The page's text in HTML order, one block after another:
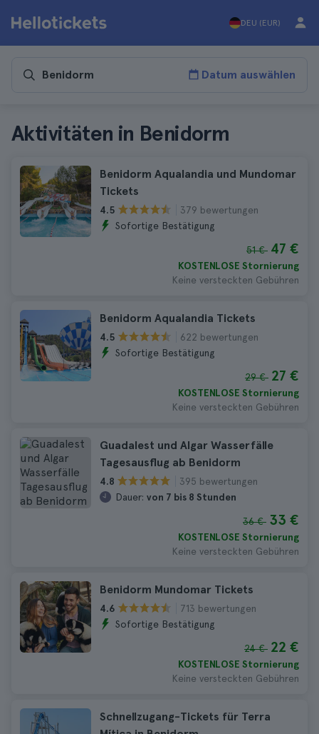
DEU (EUR)
Datum auswählen
Aktivitäten in Benidorm
Benidorm Aqualandia und Mundomar
Tickets
4.5
379 bewertungen
Sofortige Bestätigung
51 € 47 €
KOSTENLOSE Stornierung
Keine versteckten Gebühren
Benidorm Aqualandia Tickets
4.5
622 bewertungen
Sofortige Bestätigung
29 € 27 €
KOSTENLOSE Stornierung
Keine versteckten Gebühren
Guadalest und Algar Wasserfälle
Tagesausflug ab Benidorm
4.8
395 bewertungen
Dauer: von 7 bis 8 Stunden
36 € 33 €
KOSTENLOSE Stornierung
Keine versteckten Gebühren
Benidorm Mundomar Tickets
4.6
713 bewertungen
Sofortige Bestätigung
24 € 22 €
KOSTENLOSE Stornierung
Keine versteckten Gebühren
Schnellzugang-Tickets für Terra